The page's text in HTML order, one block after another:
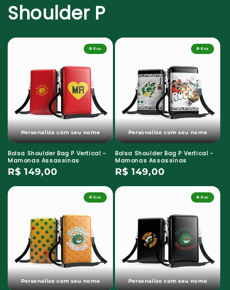
Shoulder P
♻️ Eco
Personalize com seu nome
Bolsa Shoulder Bag P Vertical -
Mamonas Assassinas
Preço
R$ 149,00
♻️ Eco
Personalize com seu nome
Bolsa Shoulder Bag P Vertical -
Mamonas Assassinas
Preço
R$ 149,00
♻️ Eco
Personalize com seu nome
♻️ Eco
Personalize com seu nome